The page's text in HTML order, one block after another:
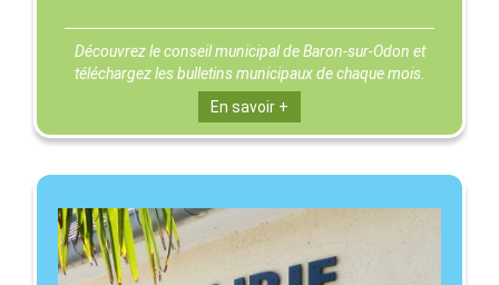
Découvrez le conseil municipal de Baron-sur-Odon et
téléchargez les bulletins municipaux de chaque mois.
En savoir +